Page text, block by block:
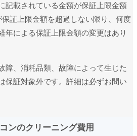
記載されている金額が保証上限金額
証上限金額を超過しない限り、何度
による保証上限金額の変更はあり
障、消耗品類、故障によって生じた
保証対象外です。詳細は必ずお問い
ンのクリーニング費用